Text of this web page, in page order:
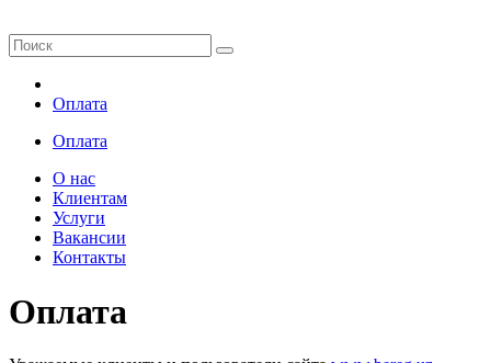
Оплата
Оплата
О нас
Клиентам
Услуги
Вакансии
Контакты
Оплата